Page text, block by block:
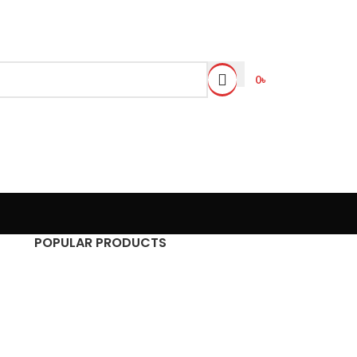
0৳
POPULAR PRODUCTS